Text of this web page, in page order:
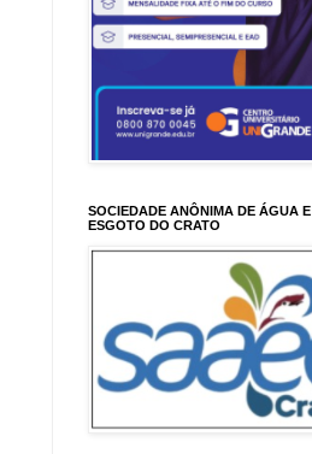
SOCIEDADE ANÔNIMA DE ÁGUA E
ESGOTO DO CRATO